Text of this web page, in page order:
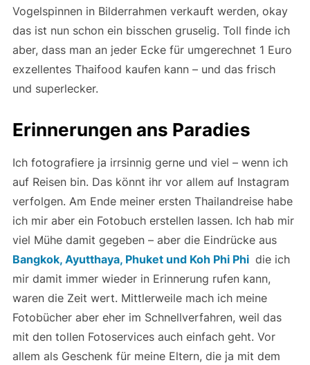
Vogelspinnen in Bilderrahmen verkauft werden, okay
das ist nun schon ein bisschen gruselig. Toll finde ich
aber, dass man an jeder Ecke für umgerechnet 1 Euro
exzellentes Thaifood kaufen kann – und das frisch
und superlecker.
Erinnerungen ans Paradies
Ich fotografiere ja irrsinnig gerne und viel – wenn ich
auf Reisen bin. Das könnt ihr vor allem auf Instagram
verfolgen. Am Ende meiner ersten Thailandreise habe
ich mir aber ein Fotobuch erstellen lassen. Ich hab mir
viel Mühe damit gegeben – aber die Eindrücke aus
Bangkok, Ayutthaya, Phuket und Koh Phi Phi die ich
mir damit immer wieder in Erinnerung rufen kann,
waren die Zeit wert. Mittlerweile mach ich meine
Fotobücher aber eher im Schnellverfahren, weil das
mit den tollen Fotoservices auch einfach geht. Vor
allem als Geschenk für meine Eltern, die ja mit dem